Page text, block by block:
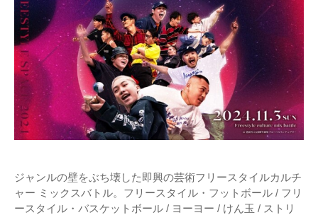
ジャンルの壁をぶち壊した即興の芸術フリースタイルカルチ
ャー ミックスバトル。フリースタイル・フットボール / フリ
ースタイル・バスケットボール / ヨーヨー / けん玉 / ストリ